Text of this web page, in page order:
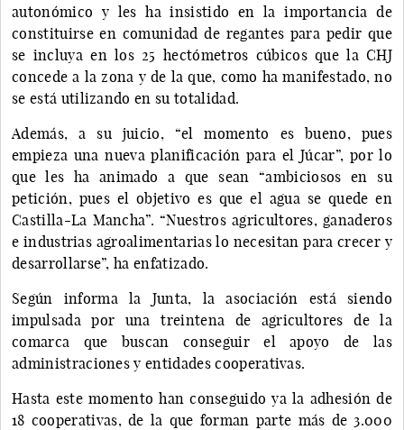
autonómico y les ha insistido en la importancia de
constituirse en comunidad de regantes para pedir que
se incluya en los 25 hectómetros cúbicos que la CHJ
concede a la zona y de la que, como ha manifestado, no
se está utilizando en su totalidad.
Además, a su juicio, “el momento es bueno, pues
empieza una nueva planificación para el Júcar”, por lo
que les ha animado a que sean “ambiciosos en su
petición, pues el objetivo es que el agua se quede en
Castilla-La Mancha”. “Nuestros agricultores, ganaderos
e industrias agroalimentarias lo necesitan para crecer y
desarrollarse”, ha enfatizado.
Según informa la Junta, la asociación está siendo
impulsada por una treintena de agricultores de la
comarca que buscan conseguir el apoyo de las
administraciones y entidades cooperativas.
Hasta este momento han conseguido ya la adhesión de
18 cooperativas, de la que forman parte más de 3.000